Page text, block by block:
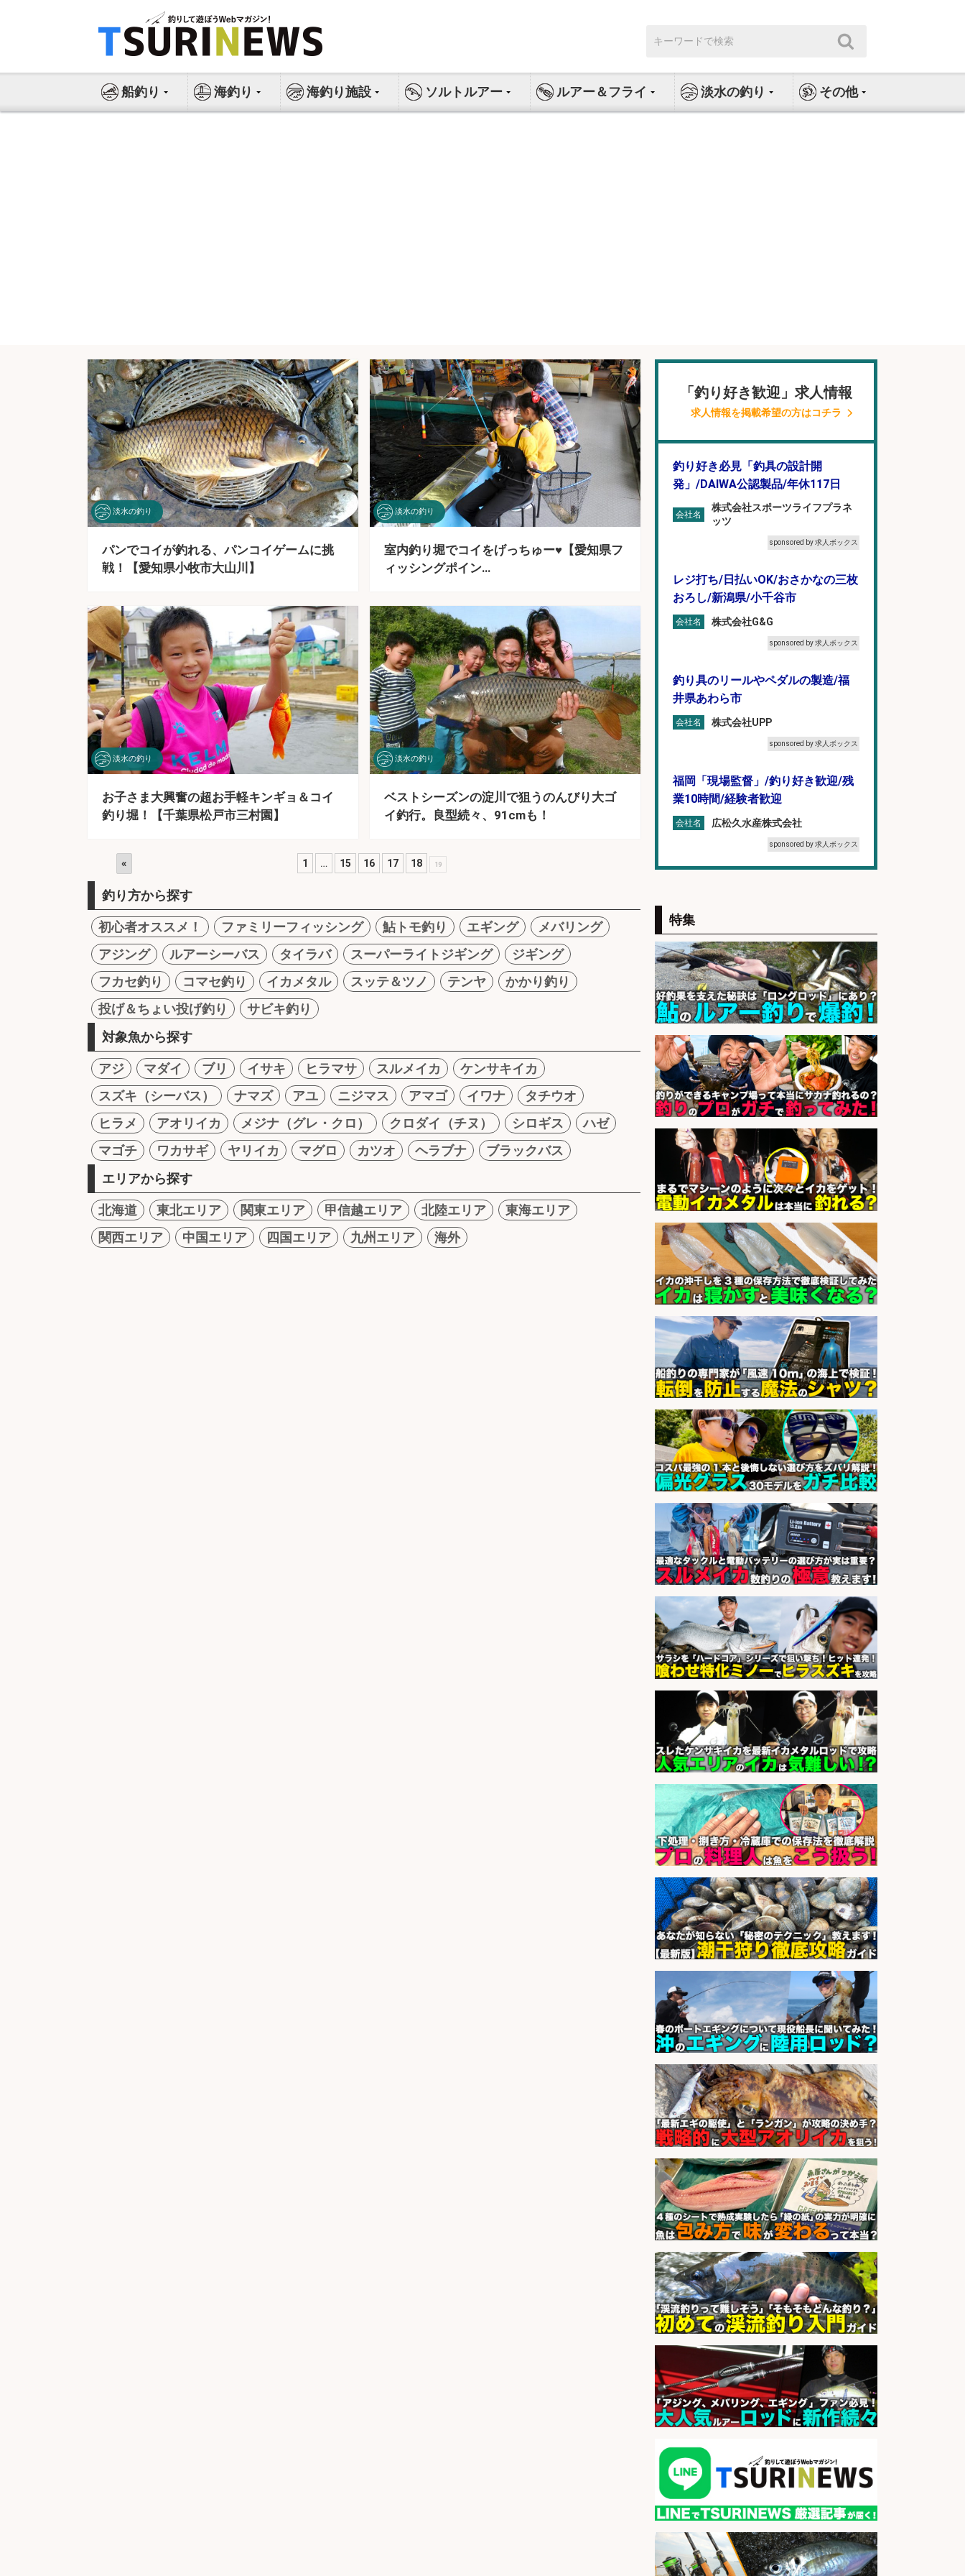
ス
索:
船釣り 海釣り 海釣り施設 ソルトルアー ルアー＆フライ 淡水の釣り その他
淡水の釣り
パンでコイが釣れる、パンコイゲームに挑
戦！【愛知県小牧市大山川】
淡水の釣り
室内釣り堀でコイをげっちゅー♥【愛知県フ
ィッシングポイン…
淡水の釣り
お子さま大興奮の超お手軽キンギョ＆コイ
釣り堀！【千葉県松戸市三村園】
淡水の釣り
ベストシーズンの淀川で狙うのんびり大ゴ
イ釣行。良型続々、91cmも！
« 1 … 15 16 17 18 19
釣り方から探す
初心者オススメ！ ファミリーフィッシング 鮎トモ釣り エギング
メバリング
アジング
ルアーシーバス タイラバ スーパーライトジギング
ジギング
フカセ釣り
コマセ釣り イカメタル スッテ＆ツノ テンヤ
かかり釣り
投げ＆ちょい投げ釣り
サビキ釣り
対象魚から探す
アジ マダイ ブリ イサキ ヒラマサ スルメイカ
ケンサキイカ
スズキ（シーバス）
ナマズ アユ ニジマス アマゴ イワナ
タチウオ
ヒラメ
アオリイカ メジナ（グレ・クロ） クロダイ（チヌ） シロギス
ハゼ
マゴチ
ワカサギ ヤリイカ マグロ カツオ ヘラブナ
ブラックバス
エリアから探す
北海道 東北エリア 関東エリア 甲信越エリア 北陸エリア
東海エリア
関西エリア
中国エリア 四国エリア 九州エリア 海外
「釣り好き歓迎」求人情報
求人情報を掲載希望の方はコチラ
釣り好き必見「釣具の設計開
発」/DAIWA公認製品/年休117日
会社名
株式会社スポーツライフプラネ
ッツ
sponsored by 求人ボックス
レジ打ち/日払いOK/おさかなの三枚
おろし/新潟県/小千谷市
会社名 株式会社G&G
sponsored by 求人ボックス
釣り具のリールやペダルの製造/福
井県あわら市
会社名 株式会社UPP
sponsored by 求人ボックス
福岡「現場監督」/釣り好き歓迎/残
業10時間/経験者歓迎
会社名 広松久水産株式会社
sponsored by 求人ボックス
いOK・入社祝金10万円/堺市堺区の
工場で自転車部品や釣り具の組立/
未経験歓迎/土日祝休みで年間休日
126日
会社名
パーソルファクトリーパートナ
ーズ株式会社
魚のプロとして活躍食を支える「鮮
魚加工・販売スタッフ」
会社名 株式会社一号舘
sponsored by 求人ボックス
釣り具などの出荷作業～～/工場/製
造
会社名 UTグループ株式会社
sponsored by 求人ボックス
レジカウンター/お釣りの計算不要
の簡単レジ 未経験も安心の研修あり
1日2h
オーケー株式会社
sponsored by 求人ボックス
レジカウンター/お釣りの計算不要
1日2h
会社名 オーケー株式会社
sponsored by 求人ボックス
レジカウンター/お釣りの計算不要
の簡単レジ 未経験も安心の研修あり
1日2h
会社名 オーケー株式会社
sponsored by 求人ボックス
さらに求人情報を見る
特集